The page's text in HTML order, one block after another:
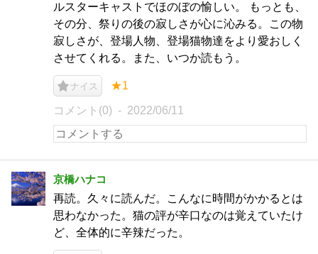
ルスターキャストでほのぼの愉しい。 もっとも、
その分、祭りの後の寂しさが心に沁みる。この物
寂しさが、登場人物、登場猫物達をより愛おしく
させてくれる。また、いつか読もう。
ナイス ★1
コメント(0) 2022/06/11
京橋ハナコ
再読。久々に読んだ。こんなに時間がかかるとは
思わなかった。猫の評が辛口なのは覚えていたけ
ど、全体的に辛辣だった。